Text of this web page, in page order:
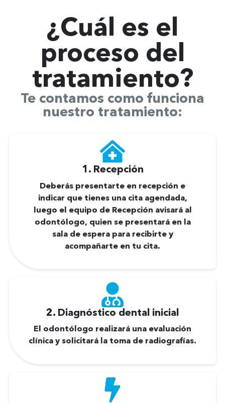
¿Cuál es el
proceso del
tratamiento?
Te contamos como funciona
nuestro tratamiento:
1. Recepción
Deberás presentarte en recepción e
indicar que tienes una cita agendada,
luego el equipo de Recepción avisará al
odontólogo, quien se presentará en la
sala de espera para recibirte y
acompañarte en tu cita.
2. Diagnóstico dental inicial
El odontólogo realizará una evaluación
clínica y solicitará la toma de radiografías.